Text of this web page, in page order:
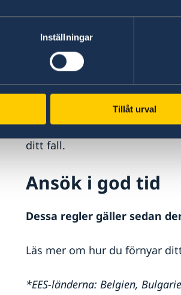
Inställningar
Tillåt urval
Du som är folkbokförd i
studier, arbete eller en
det utlämnat på en svensk
Om du flyttar
I regel behöver du inte göra
körkortsbehörigheten.
ditt fall.
Ansök i god tid
Dessa regler gäller sedan
Läs mer om hur du förnyar
*EES-länderna: Belgien,